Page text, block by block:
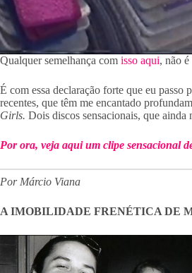
Qualquer semelhança com isso aqui, não
É com essa declaração forte que eu passo
recentes, que têm me encantado
Girls. Dois discos sensacionais, que ainda
Por ora, veja aqui um clipe sensacional
Por Márcio Viana
A IMOBILIDADE FRENÉTICA DE